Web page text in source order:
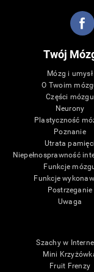
Twój
Mózg i umysł
O Twoim
Części mózgu
Neurony
Plastyczność
Poznanie
Utrata pamięci
Niepełnosprawność
Funkcje
Funkcje
Postrzeganie
Uwaga
Szachy w
Mini
Fruit Frenzy